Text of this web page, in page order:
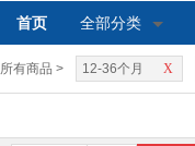
首页 全部分类
所有商品 > X
12-36个月